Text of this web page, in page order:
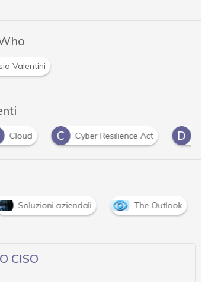
Valentini
C Cyber Resilience Act D Data
Soluzioni aziendali The Outlook
CISO